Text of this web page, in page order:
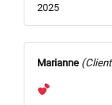
2025
Marianne